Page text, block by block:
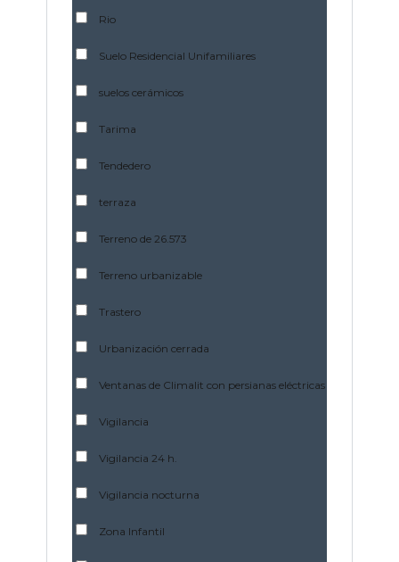
Rio
Suelo Residencial Unifamiliares
suelos cerámicos
Tarima
Tendedero
terraza
Terreno de 26.573
Terreno urbanizable
Trastero
Urbanización cerrada
Ventanas de Climalit con persianas eléctricas
Vigilancia
Vigilancia 24 h.
Vigilancia nocturna
Zona Infantil